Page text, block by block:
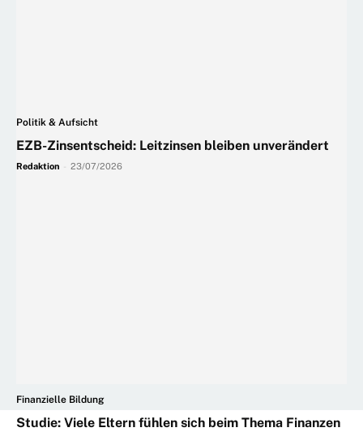
Politik & Aufsicht
EZB-Zinsentscheid: Leitzinsen bleiben unverändert
Redaktion 23/07/2026
Finanzielle Bildung
Studie: Viele Eltern fühlen sich beim Thema Finanzen